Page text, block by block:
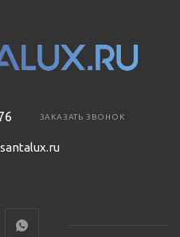
ЗАКАЗАТЬ ЗВОНОК